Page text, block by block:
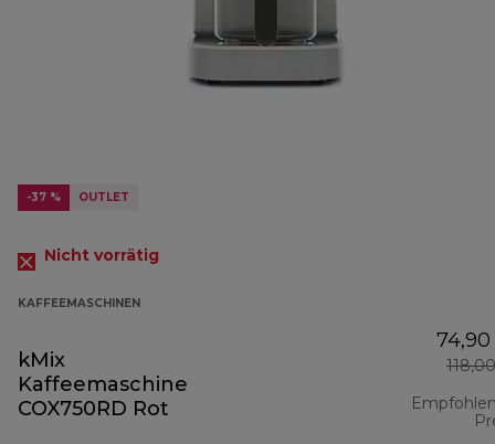
-37 % OUTLET
Nicht vorrätig
KAFFEEMASCHINEN
kMix
Kaffeemaschine
COX750RD Rot